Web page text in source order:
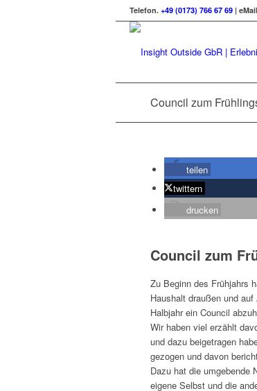
Telefon.+49 (0173) 766 67 69 |
Council zum
teilen
twittern
drucken
Council zum
Zu Beginn des Frühjahrs
Haushalt draußen und
Halbjahr ein Council
Wir haben viel erzählt
und dazu beigetragen
gezogen und davon
Dazu hat die umgebende
eigene Selbst und die